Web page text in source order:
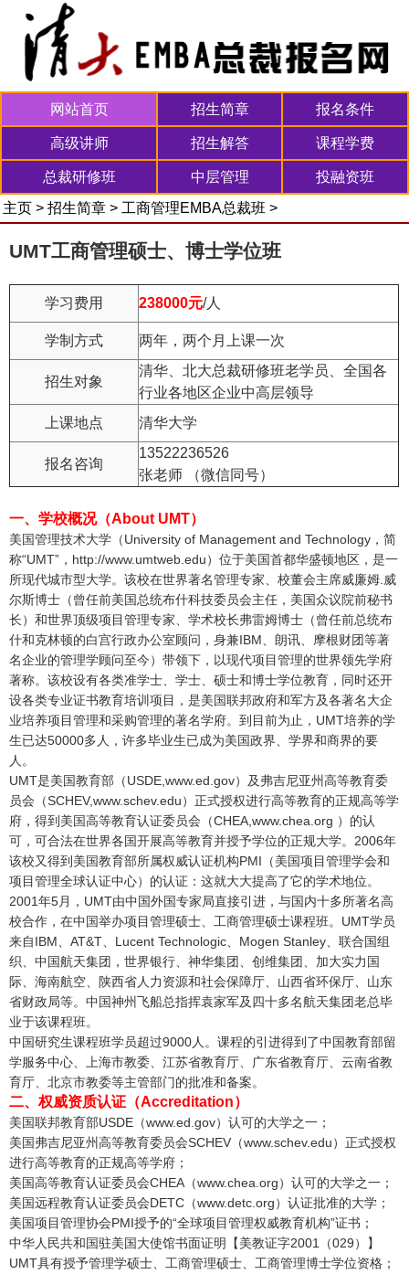
网站首页 招生简章 报名条件
高级讲师 招生解答 课程学费
总裁研修班 中层管理
投融资班
主页 > 招生简章 > 工商管理EMBA总裁班 >
UMT工商管理硕士、博士学位班
学习费用 238000元/人
学制方式 两年，两个月上课一次
招生对象
清华、北大总裁研修班老学员、全国各
行业各地区企业中高层领导
上课地点
清华大学
报名咨询
13522236526
张老师 （微信同号）
一、学校概况（About UMT）
美国管理技术大学（University of Management and Technology，简
称“UMT”，http://www.umtweb.edu）位于美国首都华盛顿地区，是一
所现代城市型大学。该校在世界著名管理专家、校董会主席威廉姆.威
尔斯博士（曾任前美国总统布什科技委员会主任，美国众议院前秘书
长）和世界顶级项目管理专家、学术校长弗雷姆博士（曾任前总统布
什和克林顿的白宫行政办公室顾问，身兼IBM、朗讯、摩根财团等著
名企业的管理学顾问至今）带领下，以现代项目管理的世界领先学府
著称。该校设有各类准学士、学士、硕士和博士学位教育，同时还开
设各类专业证书教育培训项目，是美国联邦政府和军方及各著名大企
业培养项目管理和采购管理的著名学府。到目前为止，UMT培养的学
生已达50000多人，许多毕业生已成为美国政界、学界和商界的要
人。
UMT是美国教育部（USDE,www.ed.gov）及弗吉尼亚州高等教育委
员会（SCHEV,www.schev.edu）正式授权进行高等教育的正规高等学
府，得到美国高等教育认证委员会（CHEA,www.chea.org ）的认
可，可合法在世界各国开展高等教育并授予学位的正规大学。2006年
该校又得到美国教育部所属权威认证机构PMI（美国项目管理学会和
项目管理全球认证中心）的认证：这就大大提高了它的学术地位。
2001年5月，UMT由中国外国专家局直接引进，与国内十多所著名高
校合作，在中国举办项目管理硕士、工商管理硕士课程班。UMT学员
来自IBM、AT&T、Lucent Technologic、Mogen Stanley、联合国组
织、中国航天集团，世界银行、神华集团、创维集团、加大实力国
际、海南航空、陕西省人力资源和社会保障厅、山西省环保厅、山东
省财政局等。中国神州飞船总指挥袁家军及四十多名航天集团老总毕
业于该课程班。
中国研究生课程班学员超过9000人。课程的引进得到了中国教育部留
学服务中心、上海市教委、江苏省教育厅、广东省教育厅、云南省教
育厅、北京市教委等主管部门的批准和备案。
二、权威资质认证（Accreditation）
美国联邦教育部USDE（www.ed.gov）认可的大学之一；
美国弗吉尼亚州高等教育委员会SCHEV（www.schev.edu）正式授权
进行高等教育的正规高等学府；
美国高等教育认证委员会CHEA（www.chea.org）认可的大学之一；
美国远程教育认证委员会DETC（www.detc.org）认证批准的大学；
美国项目管理协会PMI授予的“全球项目管理权威教育机构”证书；
中华人民共和国驻美国大使馆书面证明【美教证字2001（029）】
UMT具有授予管理学硕士、工商管理硕士、工商管理博士学位资格；